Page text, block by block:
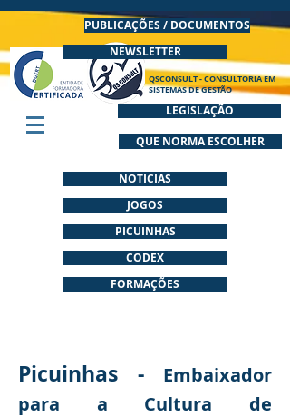
QSCONSULT - CONSULTORIA EM
SISTEMAS DE GESTÃO
LEGISLAÇÃO
QUE NORMA ESCOLHER
NOTICIAS
JOGOS
PICUINHAS
CODEX
FORMAÇÕES
PUBLICAÇÕES / DOCUMENTOS
NEWSLETTER
Picuinhas -
Embaixador
para a Cultura de